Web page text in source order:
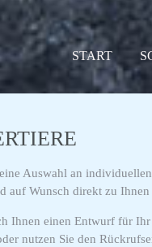
START
Auswahl an
auf Wunsch direkt zu Ihnen
Ihnen einen Entwurf für
nutzen Sie den